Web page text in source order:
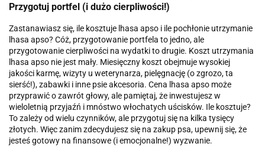
Przygotuj portfel (i dużo cierpliwości!)
Zastanawiasz się, ile kosztuje lhasa apso i ile pochłonie utrzymanie
lhasa apso? Cóż, przygotowanie portfela to jedno, ale
przygotowanie cierpliwości na wydatki to drugie. Koszt utrzymania
lhasa apso nie jest mały. Miesięczny koszt obejmuje wysokiej
jakości karmę, wizyty u weterynarza, pielęgnację (o zgrozo, ta
sierść!), zabawki i inne psie akcesoria. Cena lhasa apso może
przyprawić o zawrót głowy, ale pamiętaj, że inwestujesz w
wieloletnią przyjaźń i mnóstwo włochatych uścisków. Ile kosztuje?
To zależy od wielu czynników, ale przygotuj się na kilka tysięcy
złotych. Więc zanim zdecydujesz się na zakup psa, upewnij się, że
jesteś gotowy na finansowe (i emocjonalne!) wyzwanie.